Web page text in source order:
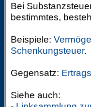
Bei
bestimmtes,
Beispiele:
Schenkungsteuer.
Gegensatz:
Siehe auch: